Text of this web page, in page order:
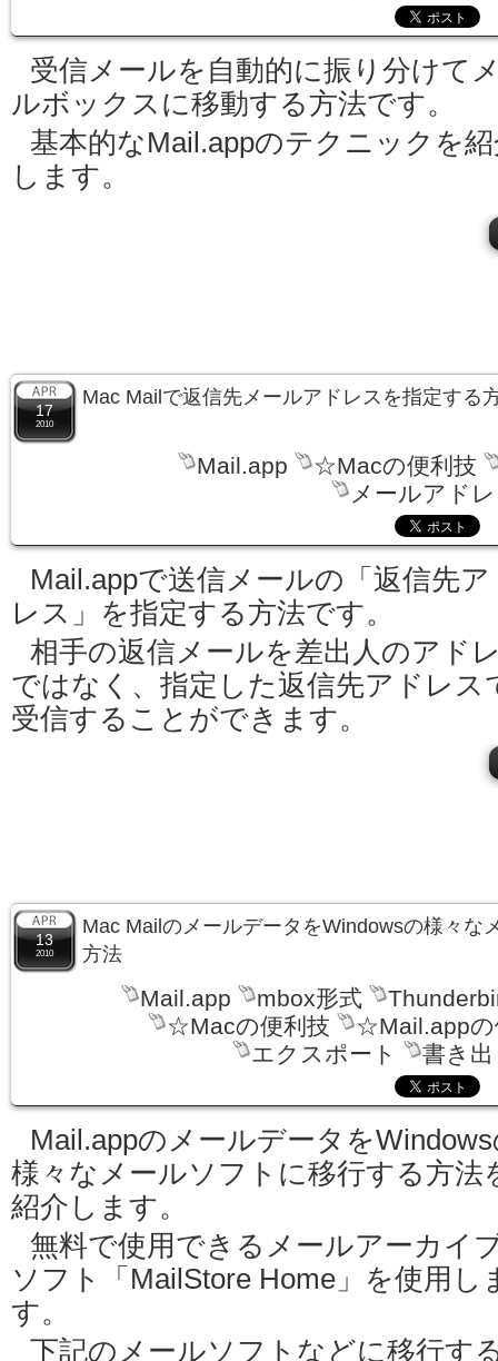
受信メールを自動的に振り分けて
ルボックスに移動する方法です。
基本的なMail.appのテクニックを
します。
17
2010
Mac Mailで返信先メールアドレスを指定する
Mail.app
☆Macの便利技
メールアド
Mail.appで送信メールの「返信先ア
レス」を指定する方法です。
相手の返信メールを差出人のアド
ではなく、指定した返信先アドレス
受信することができます。
13
2010
Mac MailのメールデータをWindowsの様々な
方法
Mail.app mbox形式
☆Macの便利技
☆Mail.appの
エクスポート
書き
Mail.appのメールデータを
様々なメールソフトに移行する方法
紹介します。
無料で使用できるメールアーカイ
ソフト「MailStore Home」を使用し
す。
下記のメールソフトなどに移行す